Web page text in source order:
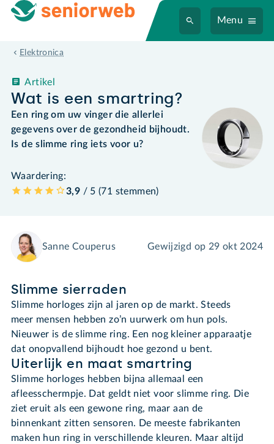
Menu
Elektronica
Wat is een smartring?
Artikel
Een ring om uw vinger die allerlei
gegevens over de gezondheid bijhoudt.
Is de slimme ring iets voor u?
Waardering:
3,9 / 5 (71 stemmen)
Sanne Couperus Gewijzigd op 29 okt 2024
Slimme sierraden
Slimme horloges zijn al jaren op de markt. Steeds
meer mensen hebben zo’n uurwerk om hun pols.
Nieuwer is de slimme ring. Een nog kleiner apparaatje
dat onopvallend bijhoudt hoe gezond u bent.
Uiterlijk en maat smartring
Slimme horloges hebben bijna allemaal een
afleesschermpje. Dat geldt niet voor slimme ring. Die
ziet eruit als een gewone ring, maar aan de
binnenkant zitten sensoren. De meeste fabrikanten
maken hun ring in verschillende kleuren. Maar altijd